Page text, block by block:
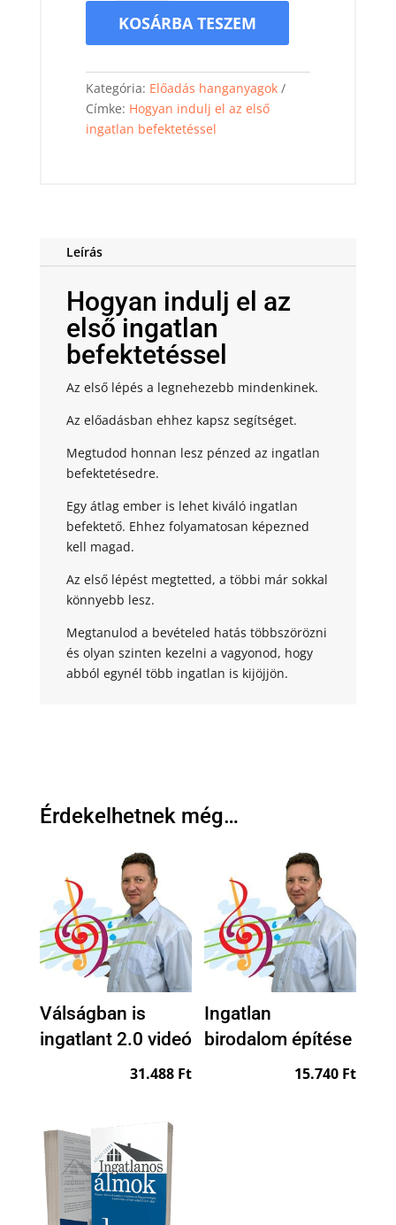
el
az
első
ingatlan
befektetéssel
KOSÁRBA TESZEM
Kategória: Előadás hanganyagok
Címke: Hogyan indulj el az első
ingatlan befektetéssel
Leírás
Hogyan indulj el az
első ingatlan
befektetéssel
Az első lépés a legnehezebb mindenkinek.
Az előadásban ehhez kapsz segítséget.
Megtudod honnan lesz pénzed az ingatlan
befektetésedre.
Egy átlag ember is lehet kiváló ingatlan
befektető. Ehhez folyamatosan képezned
kell magad.
Az első lépést megtetted, a többi már sokkal
könnyebb lesz.
Megtanulod a bevételed hatás többszörözni
és olyan szinten kezelni a vagyonod, hogy
abból egynél több ingatlan is kijöjjön.
Érdekelhetnek még…
Válságban is
ingatlant 2.0 videó
31.488 Ft
Ingatlan
birodalom építése
15.740 Ft